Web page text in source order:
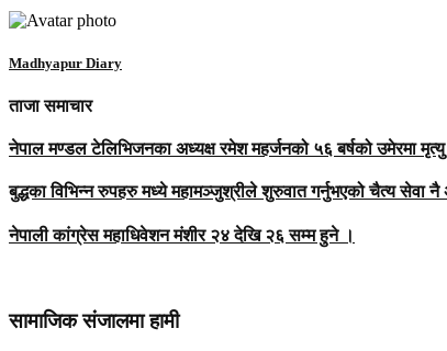
Madhyapur Diary
ताजा समाचार
नेपाल मण्डल टेलिभिजनका अध्यक्ष रमेश महर्जनको ५६ बर्षको उमेरमा
बुद्धका विभिन्न रुपहरु मध्ये महामञ्जुश्रीले शुरुवात गर्नुभएको चैत्य सेवा
नेपाली कांग्रेस महाधिवेशन मंशीर २४ देखि २६ सम्म हुने ।
सामाजिक संजालमा हामी